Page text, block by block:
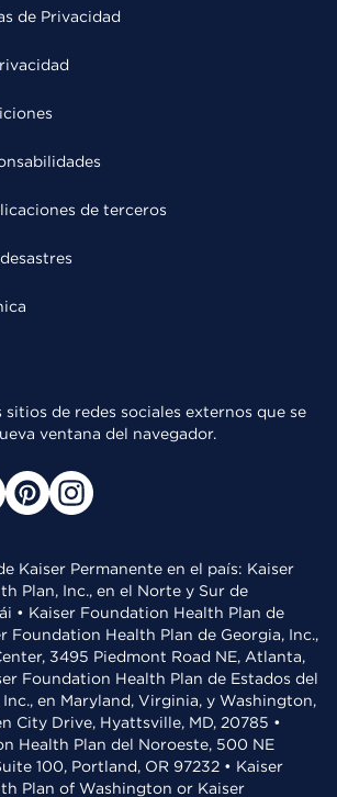
de Privacidad
de terceros
sitios de redes sociales externos que se
ventana del navegador.
Kaiser Permanente en el país: Kaiser
Plan, Inc., en el Norte y Sur de
• Kaiser Foundation Health Plan de
Foundation Health Plan de Georgia, Inc.,
3495 Piedmont Road NE, Atlanta,
Foundation Health Plan de Estados del
en Maryland, Virginia, y Washington,
City Drive, Hyattsville, MD, 20785 •
Health Plan del Noroeste, 500 NE
100, Portland, OR 97232 • Kaiser
Plan of Washington or Kaiser